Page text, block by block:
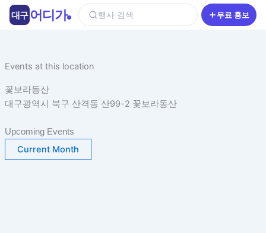
건
뛰
기
Events at this location
꽃보라동산
대구광역시 북구 산격동 산99-2 꽃보라동산
Upcoming Events
Current Month
대구 어디가 행사 검색 무료 홍보